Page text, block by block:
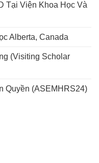
Tại Viện Khoa Học Và
Alberta, Canada
(Visiting Scholar
Quyền (ASEMHRS24)